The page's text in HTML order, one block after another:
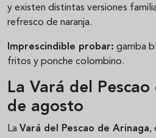
y existen distintas versiones
refresco de naranja.
Imprescindible probar: gamba
fritos y ponche colombino.
La Vará del
de agosto
La Vará del Pescao de Arinaga,